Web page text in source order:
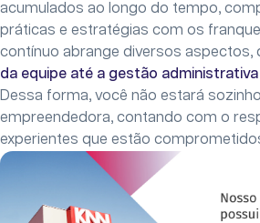
acumulados ao longo do tempo,
práticas e estratégias com os
contínuo abrange diversos aspectos,
da equipe até a gestão
Dessa forma, você não estará
empreendedora, contando com o
experientes que estão